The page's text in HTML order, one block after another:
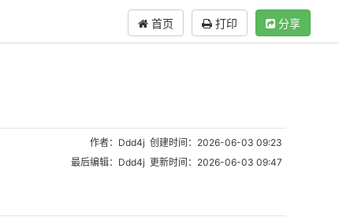
首页 打印 分享
作者：Ddd4j 创建时间：2026-06-03 09:23
最后编辑：Ddd4j 更新时间：2026-06-03 09:47